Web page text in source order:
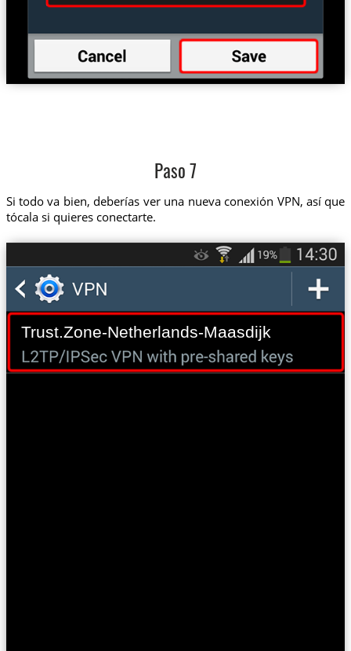
Paso 7
Si todo va bien, deberías ver una nueva conexión VPN, así que
tócala si quieres conectarte.
Trust.Zone-Netherlands-Maasdijk